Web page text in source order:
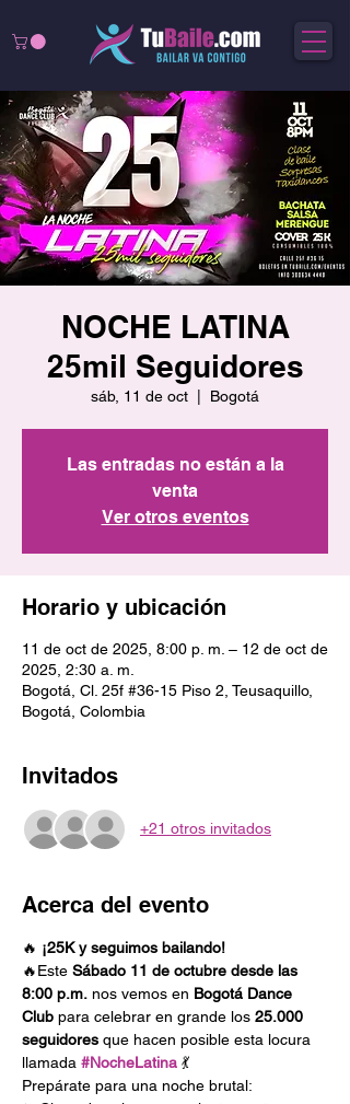
NOCHE LATINA
25mil Seguidores
sáb, 11 de oct Bogotá
Las entradas no están a la
venta
Ver otros eventos
Horario y ubicación
11 de oct de 2025, 8:00 p. m. – 12 de oct de
2025, 2:30 a. m.
Bogotá, Cl. 25f #36-15 Piso 2, Teusaquillo,
Bogotá, Colombia
Invitados
+21 otros invitados
Acerca del evento
🔥 ¡25K y seguimos bailando!
🔥Este Sábado 11 de octubre desde las
8:00 p.m. nos vemos en Bogotá Dance
Club para celebrar en grande los 25.000
seguidores que hacen posible esta locura
llamada #NocheLatina 💃
Prepárate para una noche brutal: